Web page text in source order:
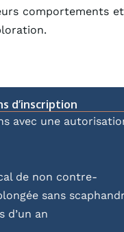
comportements
d’inscription
avec une
de non contre-
sans
d’un an